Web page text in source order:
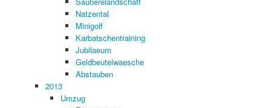
Natzental
Minigolf
Karbatschentraining
Jubilaeum
Geldbeutelwaesche
Abstauben
2013
Umzug